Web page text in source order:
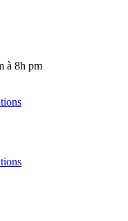
à 8h pm